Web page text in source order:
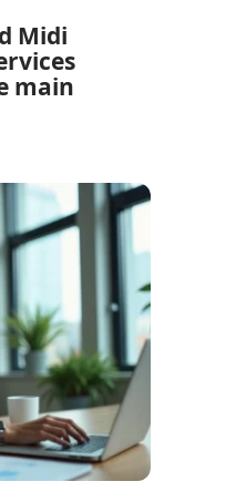
Midi
main